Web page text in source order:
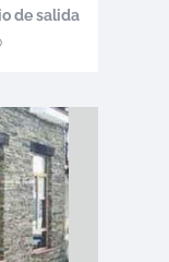
de salida